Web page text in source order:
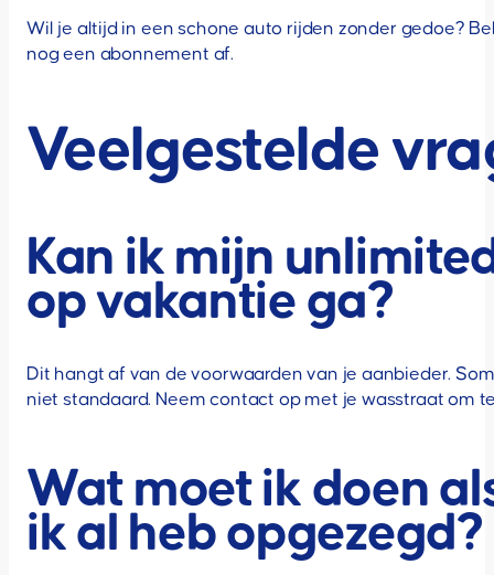
Wil je altijd in een schone auto rijden zonder gedoe?
nog een abonnement af.
Veelgestelde
Kan ik mijn
op vakantie ga?
Dit hangt af van de voorwaarden van je aanbieder.
niet standaard. Neem contact op met je wasstraat om
Wat moet ik doen
ik al heb opgezegd?